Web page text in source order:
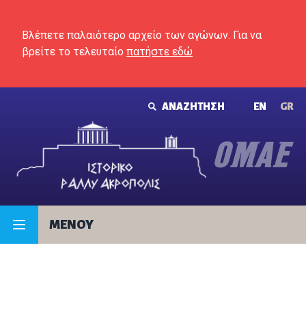
Βλέπετε παλαιότερο αρχείο των αγώνων. Για να
βρείτε το τελευταίο πατήστε εδώ
ΑΝΑΖΗΤΗΣΗ ΕΝ GR
MENOY